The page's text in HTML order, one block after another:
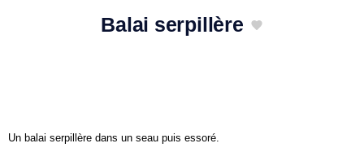
Balai serpillère
Un balai serpillère dans un seau puis essoré.